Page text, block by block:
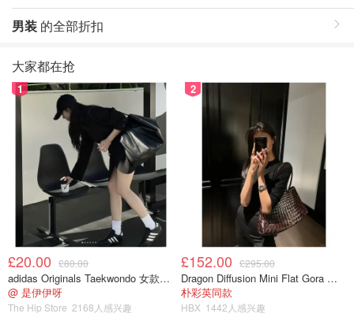
男装 的全部折扣
大家都在抢
1
£20.00 £80.00
adidas Originals Taekwondo 女款黑色运动鞋
@ 是伊伊呀
The Hip Store 2168人感兴趣
2
£152.00 £295.00
Dragon Diffusion Mini Flat Gora 深棕色手提包
朴彩英同款
HBX 1442人感兴趣